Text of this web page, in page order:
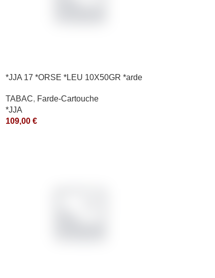
*JJA 17 *ORSE *LEU 10X50GR *arde
TABAC, Farde-Cartouche
*JJA
109,00 €